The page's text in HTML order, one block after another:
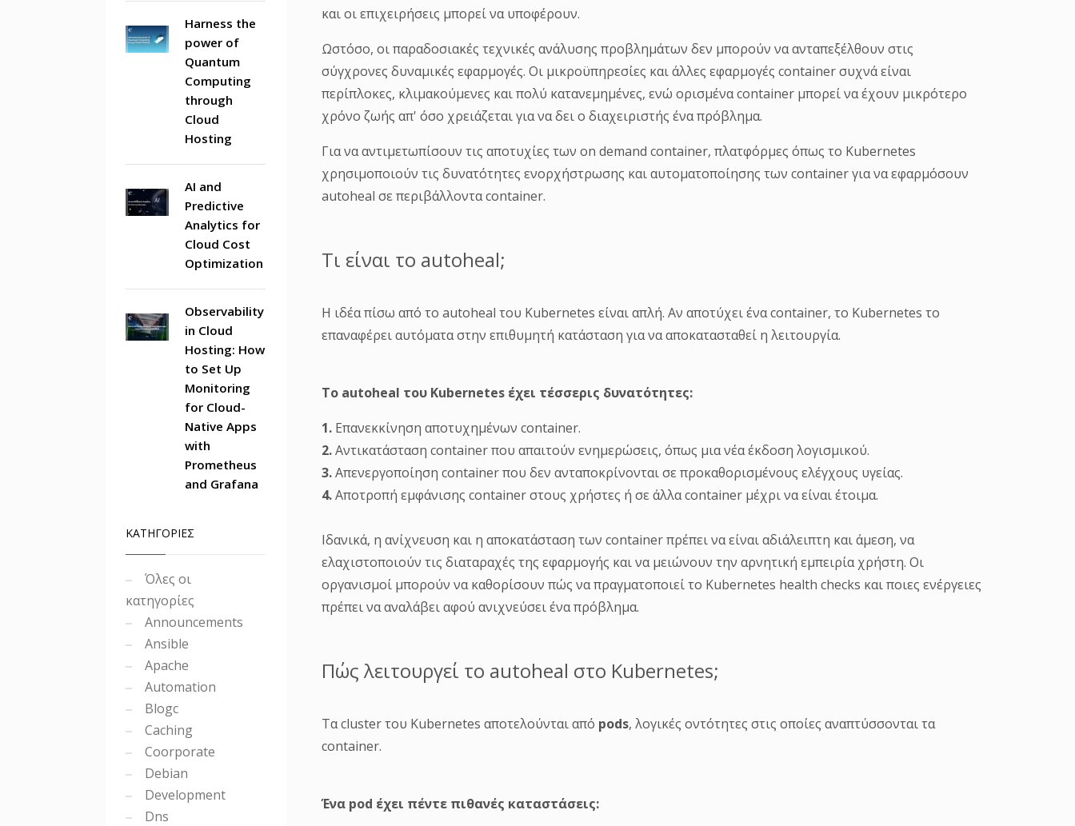
και οι επιχειρήσεις μπορεί να υποφέρουν.
Ωστόσο, οι παραδοσιακές τεχνικές ανάλυσης προβλημάτων δεν μπορούν να ανταπεξέλθουν στις
σύγχρονες δυναμικές εφαρμογές. Οι μικροϋπηρεσίες και άλλες εφαρμογές container συχνά είναι
περίπλοκες, κλιμακούμενες και πολύ κατανεμημένες, ενώ ορισμένα container μπορεί να έχουν μικρότερο
χρόνο ζωής απ' όσο χρειάζεται για να δει ο διαχειριστής ένα πρόβλημα.
Για να αντιμετωπίσουν τις αποτυχίες των on demand container, πλατφόρμες όπως το Kubernetes
χρησιμοποιούν τις δυνατότητες ενορχήστρωσης και αυτοματοποίησης των container για να εφαρμόσουν
autoheal σε περιβάλλοντα container.
Τι είναι το autoheal;
Η ιδέα πίσω από το autoheal του Kubernetes είναι απλή. Αν αποτύχει ένα container, το Kubernetes το
επαναφέρει αυτόματα στην επιθυμητή κατάσταση για να αποκατασταθεί η λειτουργία.
Το autoheal του Kubernetes έχει τέσσερις δυνατότητες:
1. Επανεκκίνηση αποτυχημένων container.
2.Αντικατάσταση container που απαιτούν ενημερώσεις, όπως μια νέα έκδοση λογισμικού.
3.Απενεργοποίηση container που δεν ανταποκρίνονται σε προκαθορισμένους ελέγχους υγείας.
4.Αποτροπή εμφάνισης container στους χρήστες ή σε άλλα container μέχρι να είναι έτοιμα.
Ιδανικά, η ανίχνευση και η αποκατάσταση των container πρέπει να είναι αδιάλειπτη και άμεση, να
ελαχιστοποιούν τις διαταραχές της εφαρμογής και να μειώνουν την αρνητική εμπειρία χρήστη. Οι
οργανισμοί μπορούν να καθορίσουν πώς να πραγματοποιεί το Kubernetes health checks και ποιες ενέργειες
πρέπει να αναλάβει αφού ανιχνεύσει ένα πρόβλημα.
Πώς λειτουργεί το autoheal στο Kubernetes;
Τα cluster του Kubernetes αποτελούνται από pods, λογικές οντότητες στις οποίες αναπτύσσονται τα
container.
Ένα pod έχει πέντε πιθανές καταστάσεις:
Harness the
power of
Quantum
Computing
through
Cloud
Hosting
AI and
Predictive
Analytics for
Cloud Cost
Optimization
Observability
in Cloud
Hosting: How
to Set Up
Monitoring
for Cloud-
Native Apps
with
Prometheus
and Grafana
ΚΑΤΗΓΟΡΙΕΣ
Όλες οι
κατηγορίες
Announcements
Ansible
Apache
Automation
Blogc
Caching
Coorporate
Debian
Development
Dns